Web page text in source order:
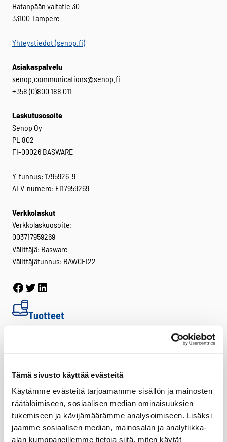
Tämä sivusto käyttää evästeitä
Käytämme evästeitä tarjoamamme sisällön ja mainosten
räätälöimiseen, sosiaalisen median ominaisuuksien
tukemiseen ja kävijämäärämme analysoimiseen. Lisäksi
jaamme sosiaalisen median, mainosalan ja analytiikka-
alan kumppaneillemme tietoja siitä, miten käytät
Hatanpään valtatie 30
33100 Tampere
Yhteystiedot (senop.fi)
Asiakaspalvelu
senop.communications@senop.fi
+358 (0)800 188 011
Laskutusosoite
Senop Oy
PL 802
FI-00026 BASWARE
Y-tunnus: 1795926-9
ALV-numero: FI17959269
Verkkolaskut
Verkkolaskuosoite:
003717959269
Välittäjä: Basware
Välittäjätunnus: BAWCFI22
Tuotteet
Ajoneuvotelakat
Akut
Antennit
Drone -lisätarvikkeet